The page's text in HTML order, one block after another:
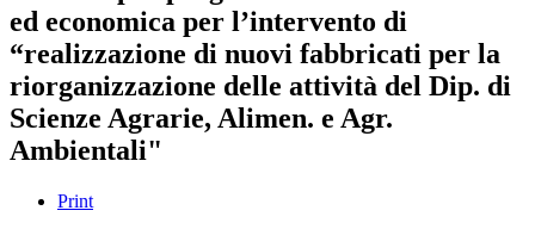
ed economica per l’intervento di
“realizzazione di nuovi fabbricati per la
riorganizzazione delle attività del Dip. di
Scienze Agrarie, Alimen. e Agr.
Ambientali"
Print